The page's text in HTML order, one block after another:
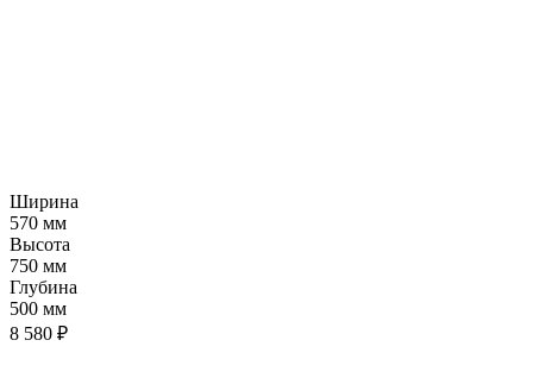
Ширина
570 мм
Высота
750 мм
Глубина
500 мм
8 580 ₽